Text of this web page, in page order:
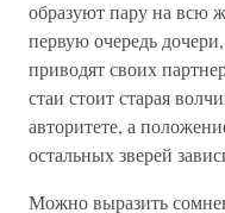
образуют пару на всю
первую очередь
приводят своих
стаи стоит старая
авторитете, а
остальных зверей
Можно выразить